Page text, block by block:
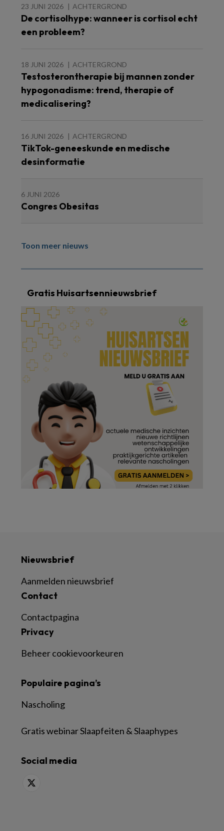
23 JUNI 2026 ACHTERGROND
De cortisolhype: wanneer is cortisol echt
een probleem?
18 JUNI 2026 ACHTERGROND
Testosterontherapie bij mannen zonder
hypogonadisme: trend, therapie of
medicalisering?
16 JUNI 2026 ACHTERGROND
TikTok-geneeskunde en medische
desinformatie
6 JUNI 2026
Congres Obesitas
Toon meer nieuws
Gratis Huisartsennieuwsbrief
Nieuwsbrief
Aanmelden nieuwsbrief
Contact
Contactpagina
Privacy
Beheer cookievoorkeuren
Populaire pagina’s
Nascholing
Gratis webinar Slaapfeiten & Slaaphypes
Social media